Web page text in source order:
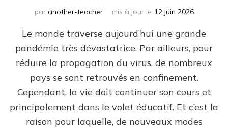
par another-teacher mis à jour le 12 juin 2026
Le monde traverse aujourd’hui une grande
pandémie très dévastatrice. Par ailleurs, pour
réduire la propagation du virus, de nombreux
pays se sont retrouvés en confinement.
Cependant, la vie doit continuer son cours et
principalement dans le volet éducatif. Et c’est la
raison pour laquelle, de nouveaux modes